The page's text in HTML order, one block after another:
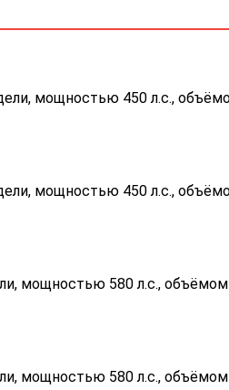
мощностью 450 л.с.,
мощностью 450 л.с.,
мощностью 580 л.с.,
мощностью 580 л.с.,